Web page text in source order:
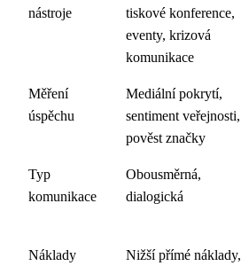
nástroje
tiskové konference,
eventy, krizová
komunikace
Měření
úspěchu
Mediální pokrytí,
sentiment veřejnosti,
pověst značky
Typ
komunikace
Obousměrná,
dialogická
Náklady Nižší přímé náklady,